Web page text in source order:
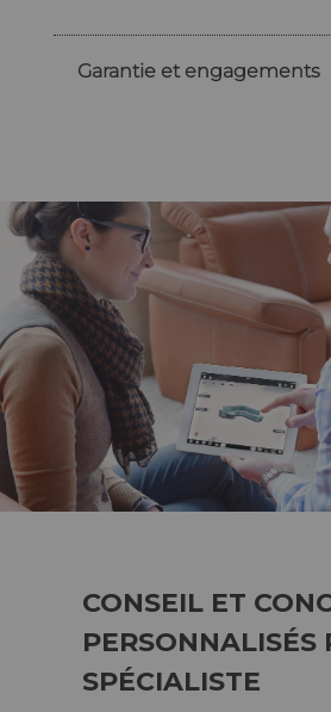
Garantie et engagements
CONSEIL ET
PERSONNALISÉS
SPÉCIALISTE